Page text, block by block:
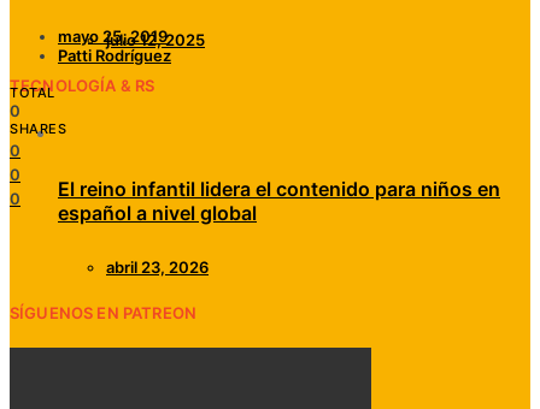
julio 12, 2025
TECNOLOGÍA & RS
El reino infantil lidera el contenido para niños en
español a nivel global
abril 23, 2026
SÍGUENOS EN PATREON
mayo 25, 2019
Patti Rodríguez
TOTAL
0
SHARES
0
0
0